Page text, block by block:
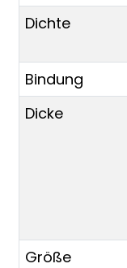
Dichte
Bindung
Dicke
Größe